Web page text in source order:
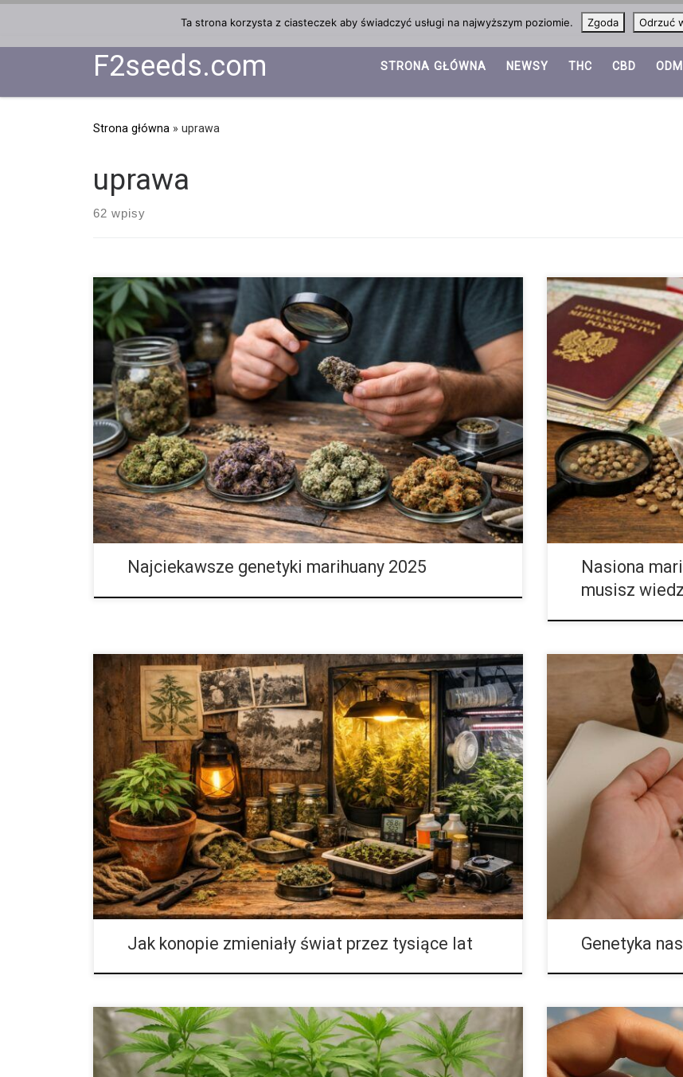
F2seeds.com STRONA GŁÓWNA NEWSY THC CBD
Strona główna » uprawa
uprawa
62 wpisy
Najnowsze odmiany marihuany, które pojawiły się w 2025 roku Rok 2025 okazał się
niezwykle interesującym okresem dla światowej branży konopi. Hodowcy z różnych
krajów zaprezentowali nowe odmiany, które zwróciły uwagę zarówno kolekcjonerów
nasion, jak i osób śledzących rozwój genetyki konopi. W ostatnich latach rynek
ewoluował bardzo dynamicznie, jednak to właśnie 2025 rok przyniósł wyjątkowo
dużo premier opartych na wieloletnich programach selekcyjnych. Twórcy nowych
odmian skupili się nie tylko na wysokiej […]
Najciekawsze genetyki marihuany 2025
Fakty i mity o legalności
od lat budzi emocje,
nasiona są wyłącznie
debaty o konopiach, a
dotykać bez
osób miesza ze sobą
posiadanie suszu, obrót
Nasiona
musisz
Historia konopi – wielowiekowa droga rośliny od fundamentu cywilizacji do
współczesnego renesansu Dzieje konopi należą do najbardziej rozciągniętych w
czasie historii relacji pomiędzy człowiekiem a roślinami użytkowymi. Zanim powstały
pierwsze struktury państwowe, zanim ukształtowały się systemy prawne i religijne,
konopie już pełniły funkcję surowca, bez którego trudno było wyobrazić sobie
codzienne funkcjonowanie dawnych społeczności. Były wykorzystywane do produkcji
narzędzi, materiałów tekstylnych oraz elementów konstrukcyjnych, które umożliwiały
rozwój osadnictwa. Przez tysiąclecia […]
Jak konopie zmieniały świat przez tysiące lat
Feminizowane,
kompleksowe
jest niezwykle szeroki,
propozycji, dlatego
szybko zauważają, że
kategorii, rodzajów i
nasiona feminizowane,
pod nazwą
Genetyka
Ta strona korzysta z ciasteczek aby świadczyć usługi na najwyższym poziomie. Zgoda Odrzuć